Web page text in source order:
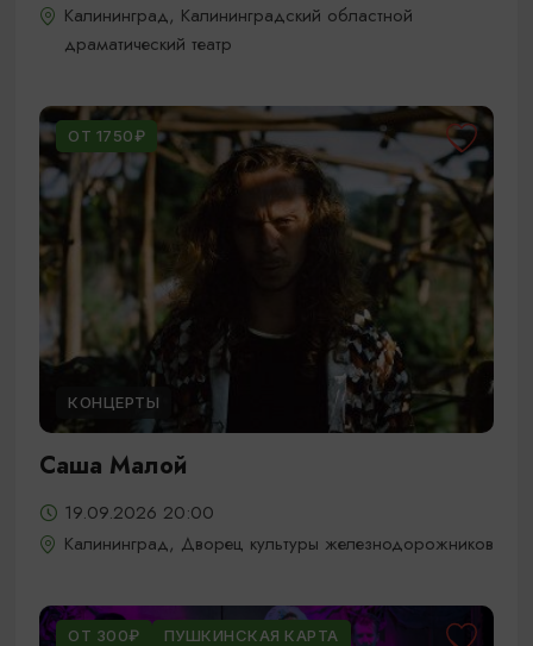
Калининград, Калининградский областной
драматический театр
ОТ 1750₽
КОНЦЕРТЫ
Саша Малой
19.09.2026 20:00
Калининград, Дворец культуры железнодорожников
ОТ 300₽ ПУШКИНСКАЯ КАРТА